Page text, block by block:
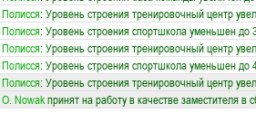
Полисся: Уровень строения тренировочный центр
Полисся: Уровень строения спортшкола уменьшен до
Полисся: Уровень строения тренировочный центр
Полисся: Уровень строения спортшкола уменьшен до
Полисся: Уровень строения тренировочный центр
O. Nowakпринят на работу в качестве заместителя в